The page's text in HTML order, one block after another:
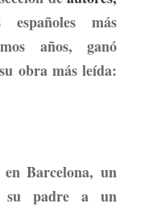
españoles más
años, ganó
obra más leída:
Barcelona, un
su padre a un